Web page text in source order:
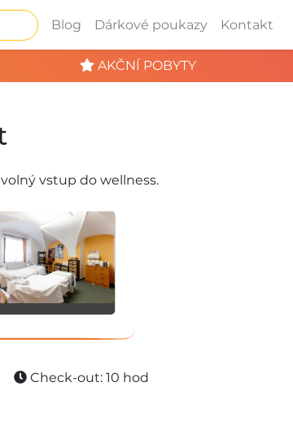
Blog Dárkové poukazy Kontakt
AKČNÍ POBYTY
vstup do wellness.
Check-out: 10 hod